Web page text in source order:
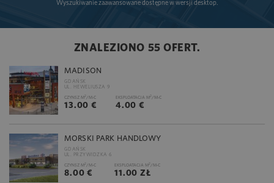
Wyszukiwanie zaawansowane dostępne w wersji desktop.
ZNALEZIONO 55 OFERT.
MADISON
GDAŃSK
UL. HEWELIUSZA 9
CZYNSZ M2 /M-C
13.00 €
EKSPLOATACJA M2 /M-C
4.00 €
MORSKI PARK HANDLOWY
GDAŃSK
UL. PRZYWIDZKA 6
CZYNSZ M2 /M-C
8.00 €
EKSPLOATACJA M2 /M-C
11.00 ZŁ